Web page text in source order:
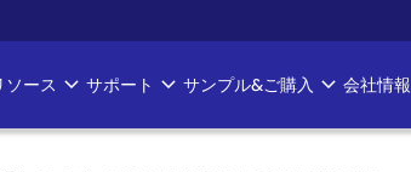
ソース サポート サンプル&ご購入 会社情報